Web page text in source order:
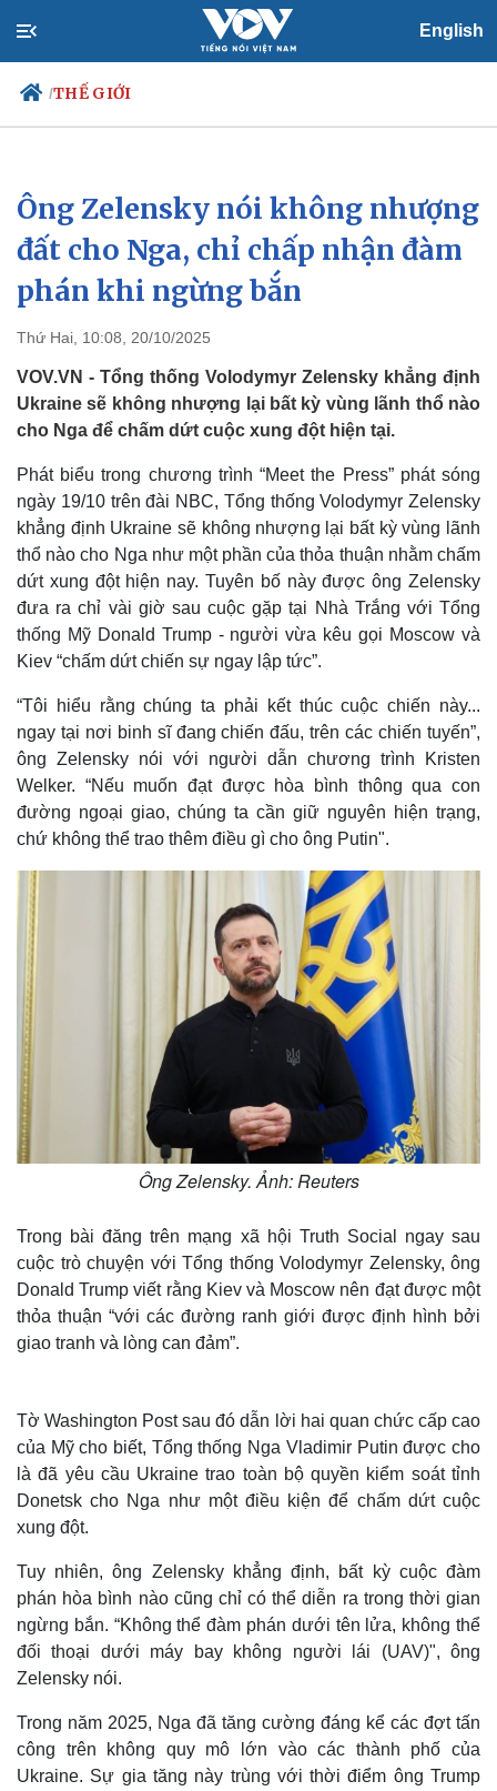
English
/THẾ GIỚI
Chính trị
Đảng
Tổ chức nhân sự
Quốc hội
Nhận diện sự thật
Xã hội
Tin 24h
Dự báo thời tiết
Giáo dục
Ông Zelensky nói không nhượng
đất cho Nga, chỉ chấp nhận đàm
phán khi ngừng bắn
Thứ Hai, 10:08, 20/10/2025
VOV.VN - Tổng thống Volodymyr Zelensky khẳng định
Ukraine sẽ không nhượng lại bất kỳ vùng lãnh thổ nào
cho Nga để chấm dứt cuộc xung đột hiện tại.
Phát biểu trong chương trình “Meet the Press” phát sóng
ngày 19/10 trên đài NBC, Tổng thống Volodymyr Zelensky
khẳng định Ukraine sẽ không nhượng lại bất kỳ vùng lãnh
thổ nào cho Nga như một phần của thỏa thuận nhằm chấm
dứt xung đột hiện nay. Tuyên bố này được ông Zelensky
đưa ra chỉ vài giờ sau cuộc gặp tại Nhà Trắng với Tổng
thống Mỹ Donald Trump - người vừa kêu gọi Moscow và
Kiev “chấm dứt chiến sự ngay lập tức”.
“Tôi hiểu rằng chúng ta phải kết thúc cuộc chiến này...
ngay tại nơi binh sĩ đang chiến đấu, trên các chiến tuyến”,
ông Zelensky nói với người dẫn chương trình Kristen
Welker. “Nếu muốn đạt được hòa bình thông qua con
đường ngoại giao, chúng ta cần giữ nguyên hiện trạng,
chứ không thể trao thêm điều gì cho ông Putin".
Ông Zelensky. Ảnh: Reuters
Trong bài đăng trên mạng xã hội Truth Social ngay sau
cuộc trò chuyện với Tổng thống Volodymyr Zelensky, ông
Donald Trump viết rằng Kiev và Moscow nên đạt được một
thỏa thuận “với các đường ranh giới được định hình bởi
giao tranh và lòng can đảm”.
Tờ Washington Post sau đó dẫn lời hai quan chức cấp cao
của Mỹ cho biết, Tổng thống Nga Vladimir Putin được cho
là đã yêu cầu Ukraine trao toàn bộ quyền kiểm soát tỉnh
Donetsk cho Nga như một điều kiện để chấm dứt cuộc
xung đột.
Tuy nhiên, ông Zelensky khẳng định, bất kỳ cuộc đàm
phán hòa bình nào cũng chỉ có thể diễn ra trong thời gian
ngừng bắn. “Không thể đàm phán dưới tên lửa, không thể
đối thoại dưới máy bay không người lái (UAV)", ông
Zelensky nói.
Trong năm 2025, Nga đã tăng cường đáng kể các đợt tấn
công trên không quy mô lớn vào các thành phố của
Ukraine. Sự gia tăng này trùng với thời điểm ông Trump